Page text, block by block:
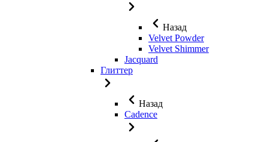
Назад
Velvet Powder
Velvet Shimmer
Jaсquard
Глиттер
Назад
Cadence